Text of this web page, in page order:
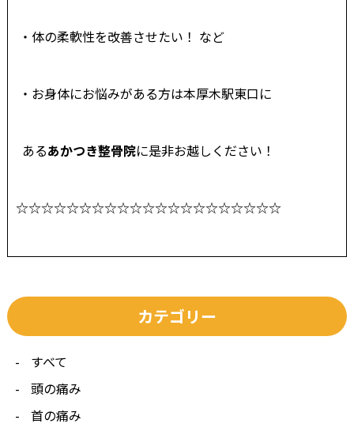
・体の柔軟性を改善させたい！ など
・お身体にお悩みがある方は本厚木駅東口に
あるあかつき整骨院に是非お越しください！
☆☆☆☆☆☆☆☆☆☆☆☆☆☆☆☆☆☆☆☆☆
カテゴリー
すべて
頭の痛み
首の痛み